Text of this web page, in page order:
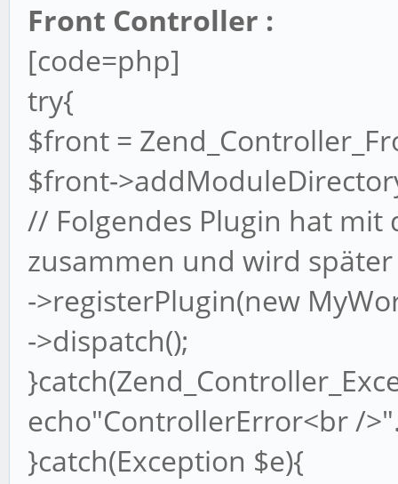
Front Controller :
[code=php]
try{
$front =
$front-
// Folgendes Plugin hat
zusammen und wird
->registerPlugin(new
->dispatch();
echo"ControllerError<br /
}catch(Exception $e){